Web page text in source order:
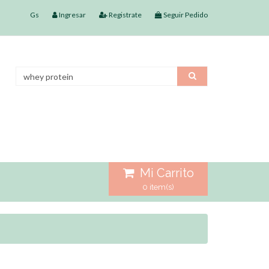
Gs Ingresar Registrate Seguir Pedido
Mi Carrito
0 item(s)